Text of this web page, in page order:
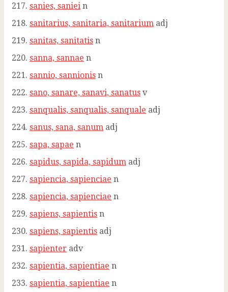
sanies, saniei n
sanitarius, sanitaria, sanitarium adj
sanitas, sanitatis n
sanna, sannae n
sannio, sannionis n
sano, sanare, sanavi, sanatus v
sanqualis, sanqualis, sanquale adj
sanus, sana, sanum adj
sapa, sapae n
sapidus, sapida, sapidum adj
sapiencia, sapienciae n
sapiencia, sapienciae n
sapiens, sapientis n
sapiens, sapientis adj
sapienter adv
sapientia, sapientiae n
sapientia, sapientiae n